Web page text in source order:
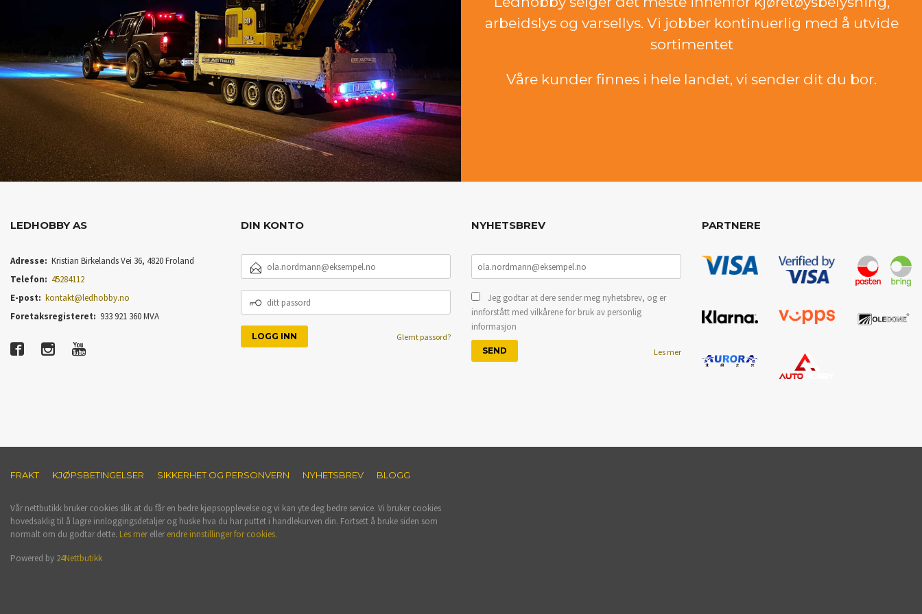
arbeidslys og varsellys. Vi jobber kontinuerlig med å utvide
sortimentet
Våre kunder finnes i hele landet, vi sender dit du bor.
LEDHOBBY AS
Adresse: Kristian Birkelands Vei 36, 4820 Froland
Telefon: 45284112
E-post: kontakt@ledhobby.no
Foretaksregisteret: 933 921 360 MVA
DIN KONTO
POSTADRESSE
PASSORD
Glemt passord?
NYHETSBREV
Jeg godtar at dere sender meg nyhetsbrev, og er
innforstått med vilkårene for bruk av personlig
informasjon
Les mer
PARTNERE
FRAKT KJØPSBETINGELSER SIKKERHET OG PERSONVERN NYHETSBREV BLOGG
Vår nettbutikk bruker cookies slik at du får en bedre kjøpsopplevelse og vi kan yte deg bedre service. Vi bruker cookies
hovedsaklig til å lagre innloggingsdetaljer og huske hva du har puttet i handlekurven din. Fortsett å bruke siden som
normalt om du godtar dette. Les merellerendre innstillinger for cookies.
Powered by 24Nettbutikk